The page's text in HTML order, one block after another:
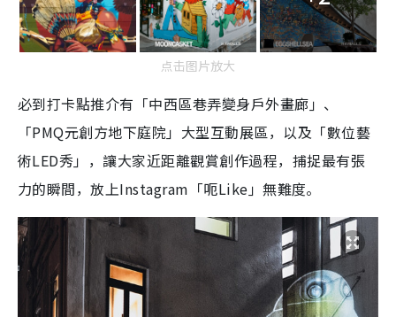
点击图片放大
必到打卡點推介有「中西區巷弄變身戶外畫廊」、
「PMQ元創方地下庭院」大型互動展區，以及「數位藝
術LED秀」，讓大家近距離觀賞創作過程，捕捉最有張
力的瞬間，放上Instagram「呃Like」無難度。